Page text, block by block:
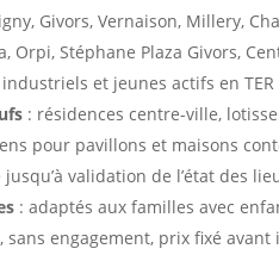
Givors, Vernaison, Millery,
Orpi, Stéphane Plaza Givors,
et jeunes actifs en
: résidences centre-ville,
pour pavillons et maisons
validation de l’état des
: adaptés aux familles avec
sans engagement, prix fixé